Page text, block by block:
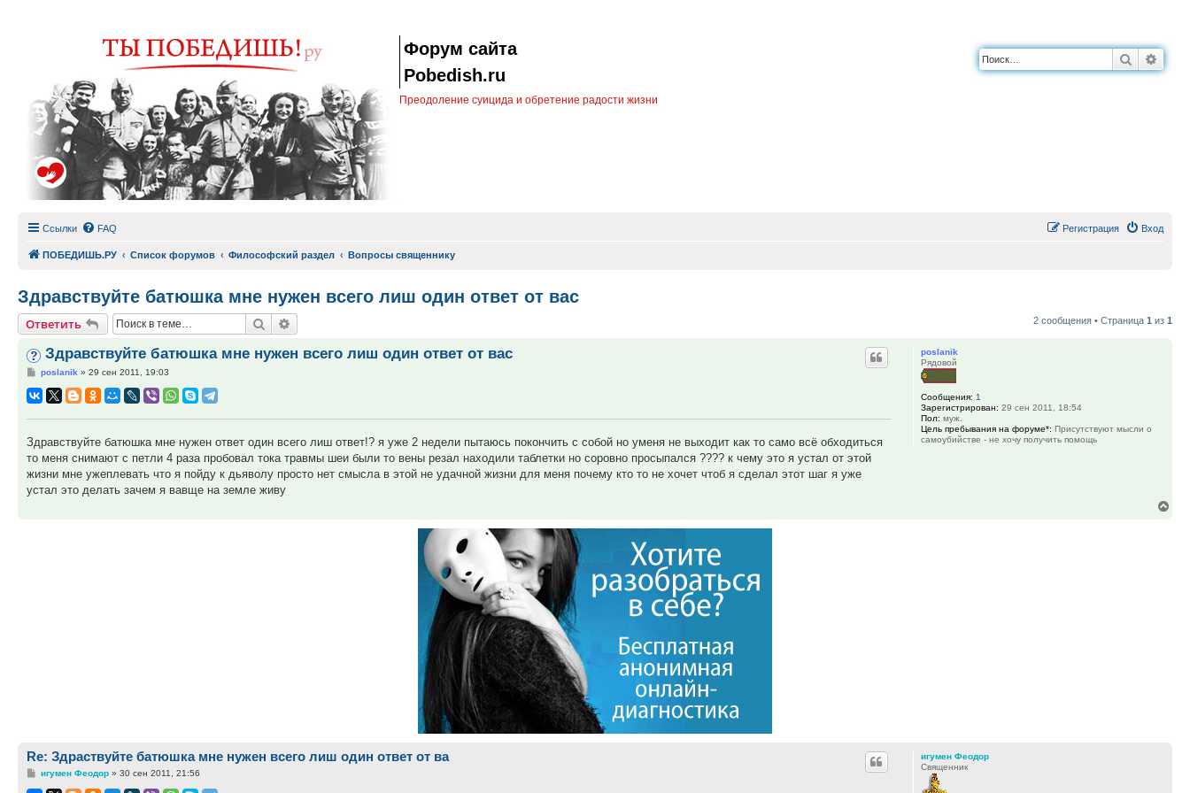
Форум сайта
Pobedish.ru
Преодоление суицида и обретение радости жизни
Поиск
Ссылки FAQ Вход
Регистрация
ПОБЕДИШЬ.РУ Список форумов Философский раздел Вопросы священнику
Здравствуйте батюшка мне нужен всего лиш один ответ от вас
Ответить Поиск 2 сообщения • Страница 1 из 1
poslanik
Рядовой
Сообщения: 1
Зарегистрирован: 29 сен 2011, 18:54
Пол: муж.
Цель пребывания на форуме*: Присутствуют мысли о
самоубийстве - не хочу получить помощь
Здравствуйте батюшка мне нужен всего лиш один ответ от вас
Сообщение
poslanik » 29 сен 2011, 19:03
Здравствуйте батюшка мне нужен ответ один всего лиш ответ!? я уже 2 недели пытаюсь покончить с собой но уменя не выходит как то само всё обходиться
то меня снимают с петли 4 раза пробовал тока травмы шеи были то вены резал находили таблетки но соровно просыпался ???? к чему это я устал от этой
жизни мне ужеплевать что я пойду к дьяволу просто нет смысла в этой не удачной жизни для меня почему кто то не хочет чтоб я сделал этот шаг я уже
устал это делать зачем я вавще на земле живу
игумен Феодор
Священник
Re: Здраствуйте батюшка мне нужен всего лиш один ответ от ва
Сообщение
игумен Феодор» 30 сен 2011, 21:56